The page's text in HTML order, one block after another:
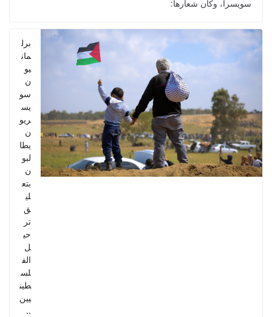
سويسرا، وكان شعارها:
برل
مان
يو
ن
سو
يس
ريو
ن
يطا
لبو
ن
بتع
لي
ق
تر
حي
ل
الف
لس
طين
يين
..